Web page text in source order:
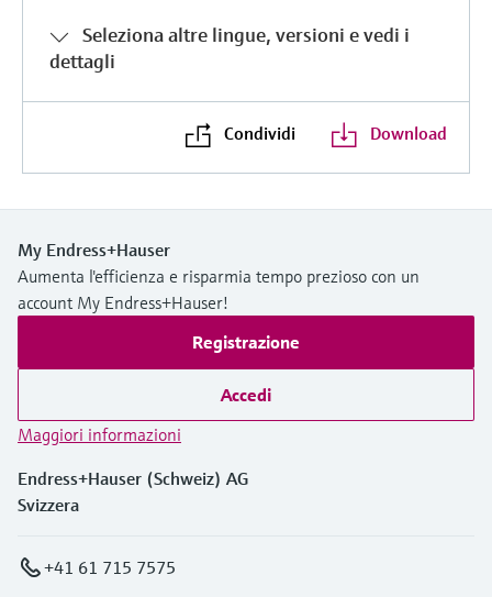
Seleziona altre lingue, versioni e vedi i
dettagli
Condividi Download
My Endress+Hauser
Aumenta l'efficienza e risparmia tempo prezioso con un
account My Endress+Hauser!
Registrazione
Accedi
Maggiori informazioni
Endress+Hauser (Schweiz) AG
Svizzera
+41 61 715 7575